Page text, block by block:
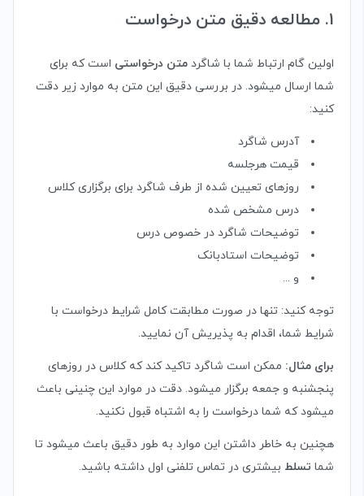
1. مطالعه دقیق متن درخواست
اولین گام ارتباط شما با شاگرد متن درخواستی است که برای
شما ارسال میشود. در بررسی دقیق این متن به موارد زیر دقت
کنید:
آدرس شاگرد
قیمت هرجلسه
روزهای تعیین شده از طرف شاگرد برای برگزاری کلاس
درس مشخص شده
توضیحات شاگرد در خصوص درس
توضیحات استادبانک
و ...
توجه کنید: تنها در صورت مطابقت کامل شرایط درخواست با
شرایط شما، اقدام به پذیریش آن نمایید.
برای مثال: ممکن است شاگرد تاکید کند که کلاس در روزهای
پنجشنبه و جمعه برگزار میشود. دقت در موارد این چنینی باعث
میشود که شما درخواست را به اشتباه قبول نکنید.
هچنین به خاطر داشتن این موارد به طور دقیق باعث میشود تا
شما تسلط بیشتری در تماس تلفنی اول داشته باشید.